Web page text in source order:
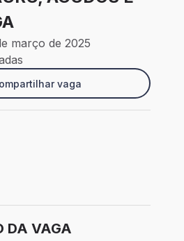
março de 2025
vaga
- SP
Presencial
DA VAGA